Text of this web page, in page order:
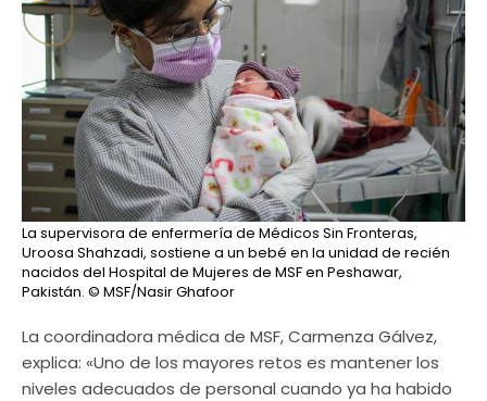
La supervisora ​​de enfermería de Médicos Sin Fronteras,
Uroosa Shahzadi, sostiene a un bebé en la unidad de recién
nacidos del Hospital de Mujeres de MSF en Peshawar,
Pakistán. © MSF/Nasir Ghafoor
La coordinadora médica de MSF, Carmenza Gálvez,
explica: «Uno de los mayores retos es mantener los
niveles adecuados de personal cuando ya ha habido